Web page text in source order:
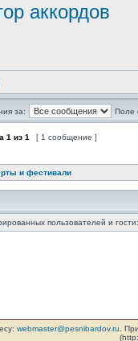
аккордов
за: Поле
1 из 1 [ 1 сообщение ]
и фестивали
пользователей и
webmaster@pesnibardov.ru .